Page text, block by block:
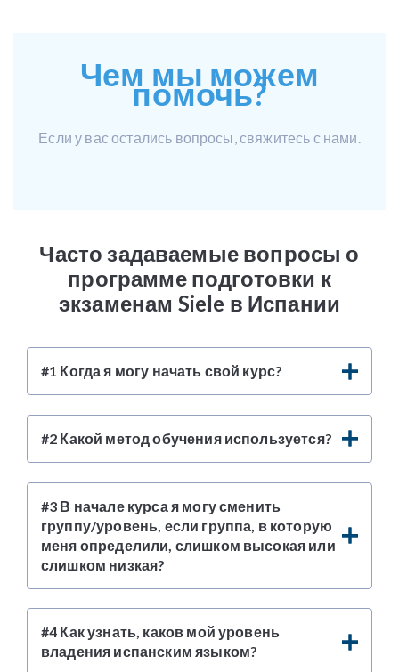
Чем мы можем
помочь?
Если у вас остались вопросы, свяжитесь с нами.
Часто задаваемые вопросы о
программе подготовки к
экзаменам Siele в Испании
#1 Когда я могу начать свой курс?
#2 Какой метод обучения используется?
#3 В начале курса я могу сменить
группу/уровень, если группа, в которую
меня определили, слишком высокая или
слишком низкая?
#4 Как узнать, каков мой уровень
владения испанским языком?